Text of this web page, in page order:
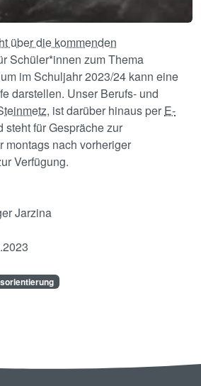
über die kommenden
Schüler*innen zum Thema
im Schuljahr 2023/24 kann eine
darstellen. Unser Berufs- und
, ist darüber hinaus per E-
steht für Gespräche zur
montags nach vorheriger
Verfügung.
Jarzina